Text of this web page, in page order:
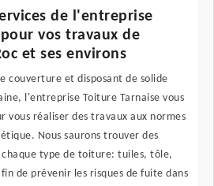
de l'entreprise
vos travaux de
et ses environs
couverture et disposant de solide
l'entreprise Toiture Tarnaise vous
vous réaliser des travaux aux normes
Nous saurons trouver des
type de toiture: tuiles, tôle,
de prévenir les risques de fuite dans